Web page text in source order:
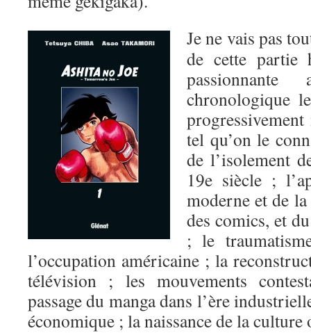
Je ne vais pas
de cette partie
chronologique
tel qu’on le
de l’isolement
19e siècle ;
moderne et de
des comics, et
; le
l’occupation américaine ; la
télévision ; les mouvements
passage du manga dans l’ère
économique ; la naissance de la